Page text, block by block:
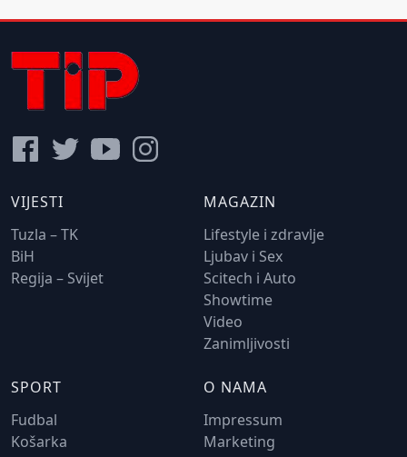
VIJESTI
Tuzla – TK
BiH
Regija – Svijet
MAGAZIN
Lifestyle i zdravlje
Ljubav i Sex
Scitech i Auto
Showtime
Video
Zanimljivosti
SPORT
Fudbal
Košarka
O NAMA
Impressum
Marketing